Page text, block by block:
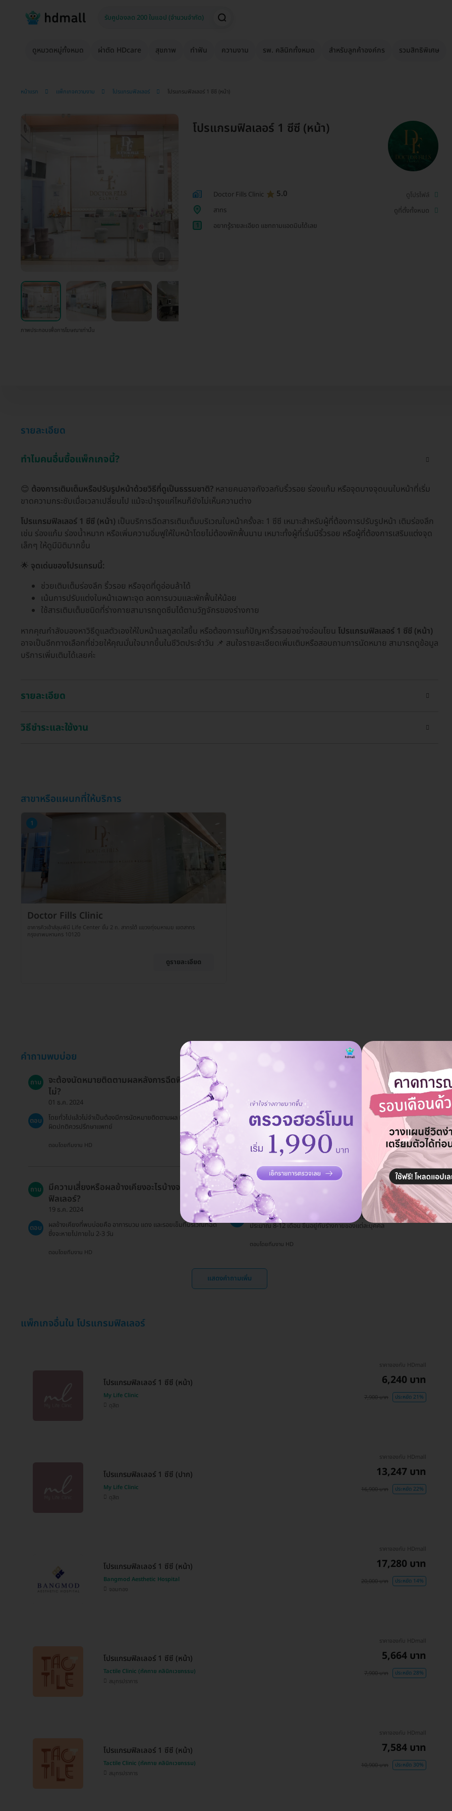
ดูหมวดหมู่ทั้งหมด ผ่าตัด HDcare สุขภาพ ทำฟัน ความงาม รพ. คลินิกทั้งหมด สำหรับลูกค้าองค์กร รวมสิทธิพิเศษ
หน้าแรก แพ็กเกจความงาม โปรแกรมฟิลเลอร์ โปรแกรมฟิลเลอร์ 1 ซีซี (หน้า)
ภาพประกอบเพื่อการโฆษณาเท่านั้น
โปรแกรมฟิลเลอร์ 1 ซีซี (หน้า)
Doctor Fills Clinic 5.0
ดูโปรไฟล์
สาทร
ดูที่ตั้งทั้งหมด
1
อยากรู้รายละเอียด แชทถามแอดมินได้เลย
รายละเอียด
ทำไมคนอื่นซื้อแพ็กเกจนี้?
😊 ต้องการเติมเต็มหรือปรับรูปหน้าด้วยวิธีที่ดูเป็นธรรมชาติ? หลายคนอาจกังวลกับริ้วรอย ร่องแก้ม หรือจุดบางจุดบนใบหน้าที่เริ่ม
ขาดความกระชับเมื่อเวลาเปลี่ยนไป แม้จะบำรุงแค่ไหนก็ยังไม่เห็นความต่าง
โปรแกรมฟิลเลอร์ 1 ซีซี (หน้า) เป็นบริการฉีดสารเติมเต็มบริเวณใบหน้าครั้งละ 1 ซีซี เหมาะสำหรับผู้ที่ต้องการปรับรูปหน้า เติมร่องลึก
เช่น ร่องแก้ม ร่องน้ำหมาก หรือเพิ่มความอิ่มฟูให้ใบหน้าโดยไม่ต้องพักฟื้นนาน เหมาะทั้งผู้ที่เริ่มมีริ้วรอย หรือผู้ที่ต้องการเสริมแต่งจุด
เล็กๆ ให้ดูมีมิติมากขึ้น
🌟 จุดเด่นของโปรแกรมนี้:
ช่วยเติมเต็มร่องลึก ริ้วรอย หรือจุดที่ดูอ่อนล้าได้
เน้นการปรับแต่งใบหน้าเฉพาะจุด ลดการบวมและพักฟื้นให้น้อย
ใช้สารเติมเต็มชนิดที่ร่างกายสามารถดูดซึมได้ตามวัฏจักรของร่างกาย
หากคุณกำลังมองหาวิธีดูแลตัวเองให้ใบหน้าแลดูสดใสขึ้น หรือต้องการแก้ปัญหาริ้วรอยอย่างอ่อนโยน โปรแกรมฟิลเลอร์ 1 ซีซี (หน้า)
อาจเป็นอีกทางเลือกที่ช่วยให้คุณมั่นใจมากขึ้นในชีวิตประจำวัน 📌 สนใจรายละเอียดเพิ่มเติมหรือสอบถามการนัดหมาย สามารถดูข้อมูล
บริการเพิ่มเติมได้เลยค่ะ
รายละเอียด
วิธีชำระและใช้งาน
สาขาหรือแผนกที่ให้บริการ
1
Doctor Fills Clinic
อาคารคิวเฮ้าส์ลุมพินี Life Center ชั้น 2 ถ. สาทรใต้ แขวงทุ่งมหาเมฆ เขตสาทร
กรุงเทพมหานคร 10120
ดูรายละเอียด
คำถามพบบ่อย
ถาม
จะต้องนัดหมายติดตามผลหลังการฉีดฟิลเลอร์หรือ
ไม่?
01 ธ.ค. 2024
ตอบ
โดยทั่วไปแล้วไม่จำเป็นต้องมีการนัดหมายติดตามผล แต่หากมีอาการ
ผิดปกติควรปรึกษาแพทย์
ตอบโดยทีมงาน HD
HDmall รับประกันการคืนเงินหรือไม่?
หากคุณเปลี่ยนใจสามารถขอเงินคืนได้ โดยสามารถอ่านนโยบายการคืน
เงินได้ที่ https://hdmall.co.th/c/refund-policy-hdmall
ตอบโดยทีมงาน HD
ถาม
มีความเสี่ยงหรือผลข้างเคียงอะไรบ้างจากการฉีด
ฟิลเลอร์?
19 ธ.ค. 2024
ตอบ
ผลข้างเคียงที่พบบ่อยคือ อาการบวม แดง และรอยเข็มที่บริเวณที่ฉีด
ซึ่งจะหายไปภายใน 2-3 วัน
ตอบโดยทีมงาน HD
ถาม ฟิลเลอร์ Juvederm มีอายุการใช้งานนานเท่าไหร่?
10 ก.พ. 2024
ผลลัพธ์จากการฉีดฟิลเลอร์ Juvederm โดยทั่วไปจะอยู่ได้นาน
ประมาณ 8-12 เดือน ขึ้นอยู่กับร่างกายของแต่ละบุคคล
ตอบโดยทีมงาน HD
แสดงคำถามเพิ่ม
แพ็กเกจอื่นใน โปรแกรมฟิลเลอร์
โปรแกรมฟิลเลอร์ 1 ซีซี (หน้า)
My Life Clinic
ดุสิต
ราคาจองกับ HDmall
6,240 บาท
7,900 บาท ประหยัด 21%
โปรแกรมฟิลเลอร์ 1 ซีซี (ปาก)
My Life Clinic
ดุสิต
ราคาจองกับ HDmall
13,247 บาท
16,900 บาท ประหยัด 22%
โปรแกรมฟิลเลอร์ 1 ซีซี (หน้า)
Bangmod Aesthetic Hospital
จอมทอง
ราคาจองกับ HDmall
17,280 บาท
20,000 บาท ประหยัด 14%
โปรแกรมฟิลเลอร์ 1 ซีซี (หน้า)
Tactile Clinic (ทัคทาย คลินิกเวชกรรม)
สมุทรปราการ
ราคาจองกับ HDmall
5,664 บาท
7,900 บาท ประหยัด 28%
โปรแกรมฟิลเลอร์ 1 ซีซี (หน้า)
Tactile Clinic (ทัคทาย คลินิกเวชกรรม)
สมุทรปราการ
ราคาจองกับ HDmall
7,584 บาท
10,900 บาท ประหยัด 30%